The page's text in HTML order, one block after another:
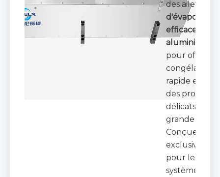
des ailettes
efficaces en
aluminium
pour offrir
congélation
rapide et
des produits
délicats et de
grande
Conçue
pour les
systèmes